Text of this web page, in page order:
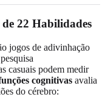
22 Habilidades
jogos de adivinhação
casuais podem medir
cognitivas avalia
do cérebro: